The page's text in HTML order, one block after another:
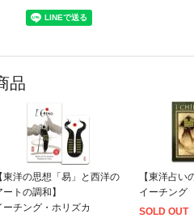
品
【東洋の思想「易」と西洋の
ートの調和】
ーチング・ホリズカ
【東洋占い
イーチング
SOLD OUT